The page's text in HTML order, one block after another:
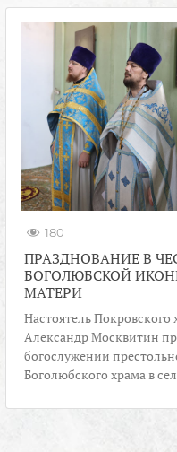
180
ПРАЗДНОВАНИЕ В
БОГОЛЮБСКОЙ
МАТЕРИ
Настоятель Покровского
Александр Москвитин
богослужении
Боголюбского храма в